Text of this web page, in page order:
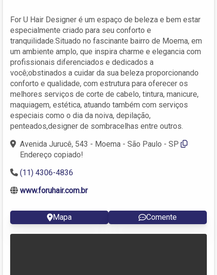
For U Hair Designer é um espaço de beleza e bem estar
especialmente criado para seu conforto e
tranquilidade.Situado no fascinante bairro de Moema, em
um ambiente amplo, que inspira charme e elegancia com
profissionais diferenciados e dedicados a
você;obstinados a cuidar da sua beleza proporcionando
conforto e qualidade, com estrutura para oferecer os
melhores serviços de corte de cabelo, tintura, manicure,
maquiagem, estética, atuando também com serviços
especiais como o dia da noiva, depilação,
penteados,designer de sombracelhas entre outros.
Avenida Jurucê, 543 - Moema - São Paulo - SP
Endereço copiado!
(11) 4306-4836
www.foruhair.com.br
Mapa Comente